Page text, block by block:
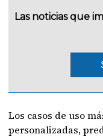
Las noticias que
Los casos de uso
personalizadas,